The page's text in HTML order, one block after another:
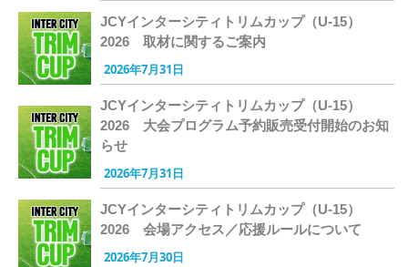
JCYインターシティトリムカップ（U-15）
2026 取材に関するご案内
2026年7月31日
JCYインターシティトリムカップ（U-15）
2026 大会プログラム予約販売受付開始のお知
らせ
2026年7月31日
JCYインターシティトリムカップ（U-15）
2026 会場アクセス／応援ルールについて
2026年7月30日